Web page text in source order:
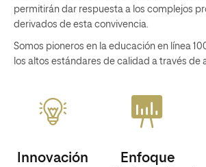
permitirán dar respuesta a los complejos
derivados de esta convivencia.
Somos pioneros en la educación en línea
los altos estándares de calidad a través de
Innovación
Enfoque